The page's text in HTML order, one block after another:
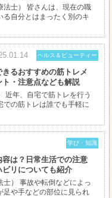
法士） 皆さんは、現在の職
る自分とはまったく別のキ
ヘルス＆ビューティー
きるおすすめの筋トレメ
・注意点なども解説
近年、自宅で筋トレを行う
での筋トレは誰でも手軽に
学び・知識
は？日常生活での注意
リについても紹介
士） 事故や転倒などによっ
足や手などの部位に見られ